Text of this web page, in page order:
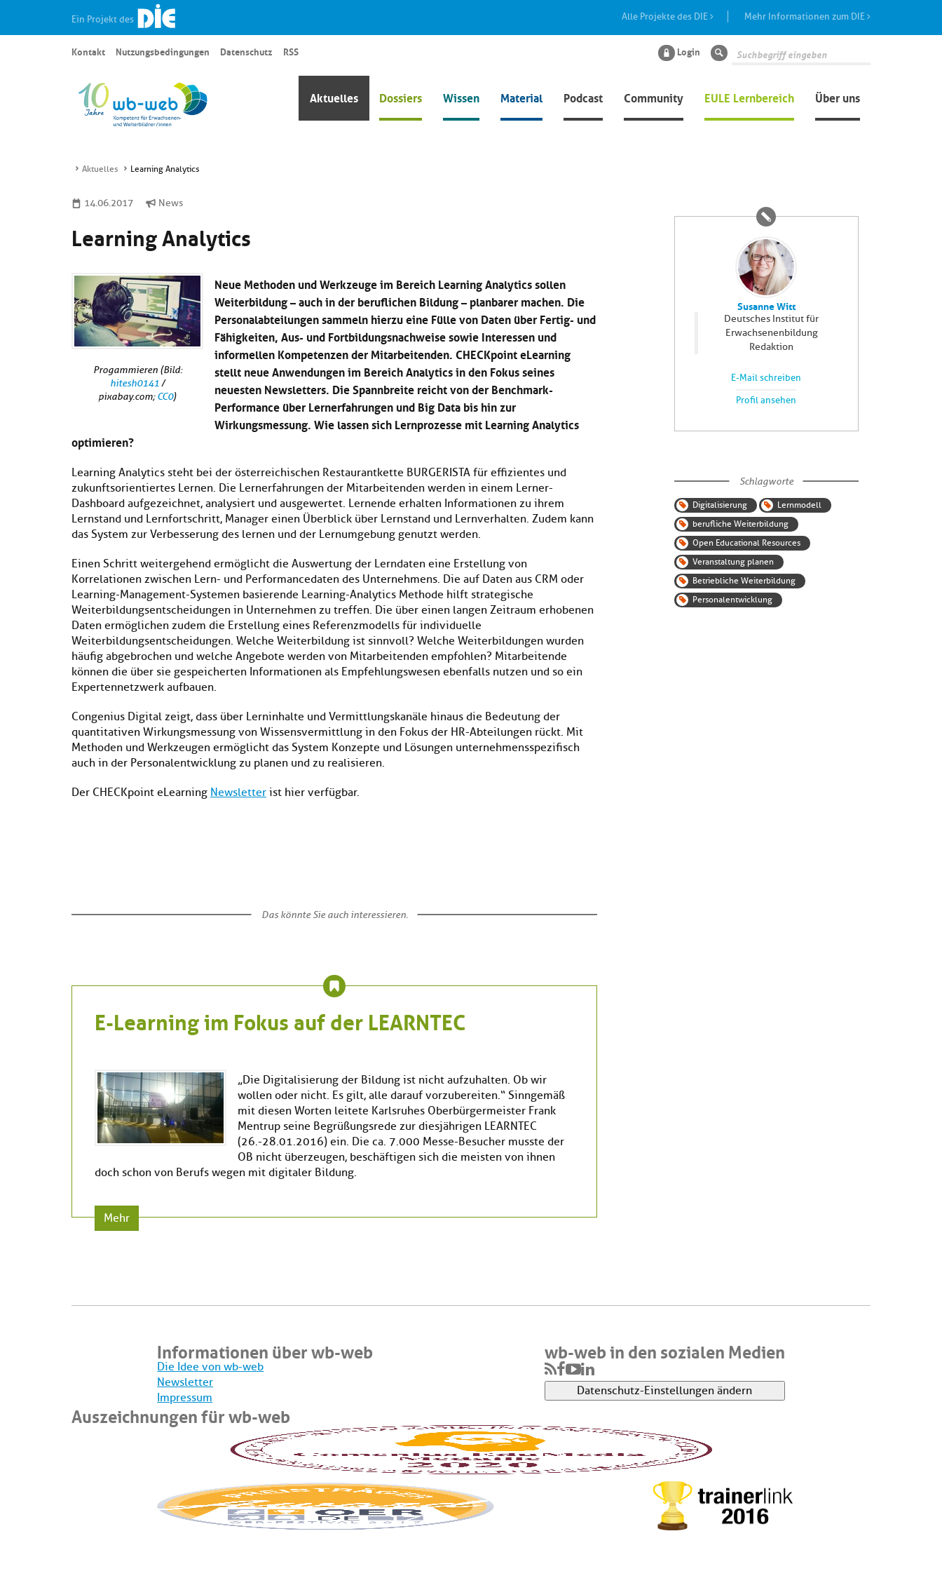
Ein Projekt des Alle Projekte des DIE Mehr Informationen zum DIE
Aktuelles Dossiers Wissen Material Podcast Community EULE Lernbereich Über uns
Kontakt Nutzungsbedingungen Datenschutz RSS Login Suche
Aktuelles Learning Analytics
14.06.2017 News
Learning Analytics
Progammieren (Bild:
hitesh0141/
pixabay.com;CC0)
Neue Methoden und Werkzeuge im Bereich Learning Analytics sollen
Weiterbildung – auch in der beruflichen Bildung – planbarer machen. Die
Personalabteilungen sammeln hierzu eine Fülle von Daten über Fertig- und
Fähigkeiten, Aus- und Fortbildungsnachweise sowie Interessen und
informellen Kompetenzen der Mitarbeitenden. CHECKpoint eLearning
stellt neue Anwendungen im Bereich Analytics in den Fokus seines
neuesten Newsletters. Die Spannbreite reicht von der Benchmark-
Performance über Lernerfahrungen und Big Data bis hin zur
Wirkungsmessung. Wie lassen sich Lernprozesse mit Learning Analytics
optimieren?
Learning Analytics steht bei der österreichischen Restaurantkette BURGERISTA für effizientes und
zukunftsorientiertes Lernen. Die Lernerfahrungen der Mitarbeitenden werden in einem Lerner-
Dashboard aufgezeichnet, analysiert und ausgewertet. Lernende erhalten Informationen zu ihrem
Lernstand und Lernfortschritt, Manager einen Überblick über Lernstand und Lernverhalten. Zudem kann
das System zur Verbesserung des lernen und der Lernumgebung genutzt werden.
Einen Schritt weitergehend ermöglicht die Auswertung der Lerndaten eine Erstellung von
Korrelationen zwischen Lern- und Performancedaten des Unternehmens. Die auf Daten aus CRM oder
Learning-Management-Systemen basierende Learning-Analytics Methode hilft strategische
Weiterbildungsentscheidungen in Unternehmen zu treffen. Die über einen langen Zeitraum erhobenen
Daten ermöglichen zudem die Erstellung eines Referenzmodells für individuelle
Weiterbildungsentscheidungen. Welche Weiterbildung ist sinnvoll? Welche Weiterbildungen wurden
häufig abgebrochen und welche Angebote werden von Mitarbeitenden empfohlen? Mitarbeitende
können die über sie gespeicherten Informationen als Empfehlungswesen ebenfalls nutzen und so ein
Expertennetzwerk aufbauen.
Congenius Digital zeigt, dass über Lerninhalte und Vermittlungskanäle hinaus die Bedeutung der
quantitativen Wirkungsmessung von Wissensvermittlung in den Fokus der HR-Abteilungen rückt. Mit
Methoden und Werkzeugen ermöglicht das System Konzepte und Lösungen unternehmensspezifisch
auch in der Personalentwicklung zu planen und zu realisieren.
Der CHECKpoint eLearning Newsletter ist hier verfügbar.
Das könnte Sie auch interessieren.
E-Learning im Fokus auf der LEARNTEC
„Die Digitalisierung der Bildung ist nicht aufzuhalten. Ob wir
wollen oder nicht. Es gilt, alle darauf vorzubereiten.“ Sinngemäß
mit diesen Worten leitete Karlsruhes Oberbürgermeister Frank
Mentrup seine Begrüßungsrede zur diesjährigen LEARNTEC
(26.-28.01.2016) ein. Die ca. 7.000 Messe-Besucher musste der
OB nicht überzeugen, beschäftigen sich die meisten von ihnen
doch schon von Berufs wegen mit digitaler Bildung.
Mehr
Susanne Witt
Deutsches Institut für
Erwachsenenbildung
Redaktion
E-Mail schreiben
Profil ansehen
Schlagworte
Digitalisierung
Lernmodell
berufliche Weiterbildung
Open Educational Resources
Veranstaltung planen
Betriebliche Weiterbildung
Personalentwicklung
Informationen über wb-web
Die Idee von wb-web
Newsletter
Impressum
wb-web in den sozialen Medien
Datenschutz-Einstellungen ändern
Auszeichnungen für wb-web